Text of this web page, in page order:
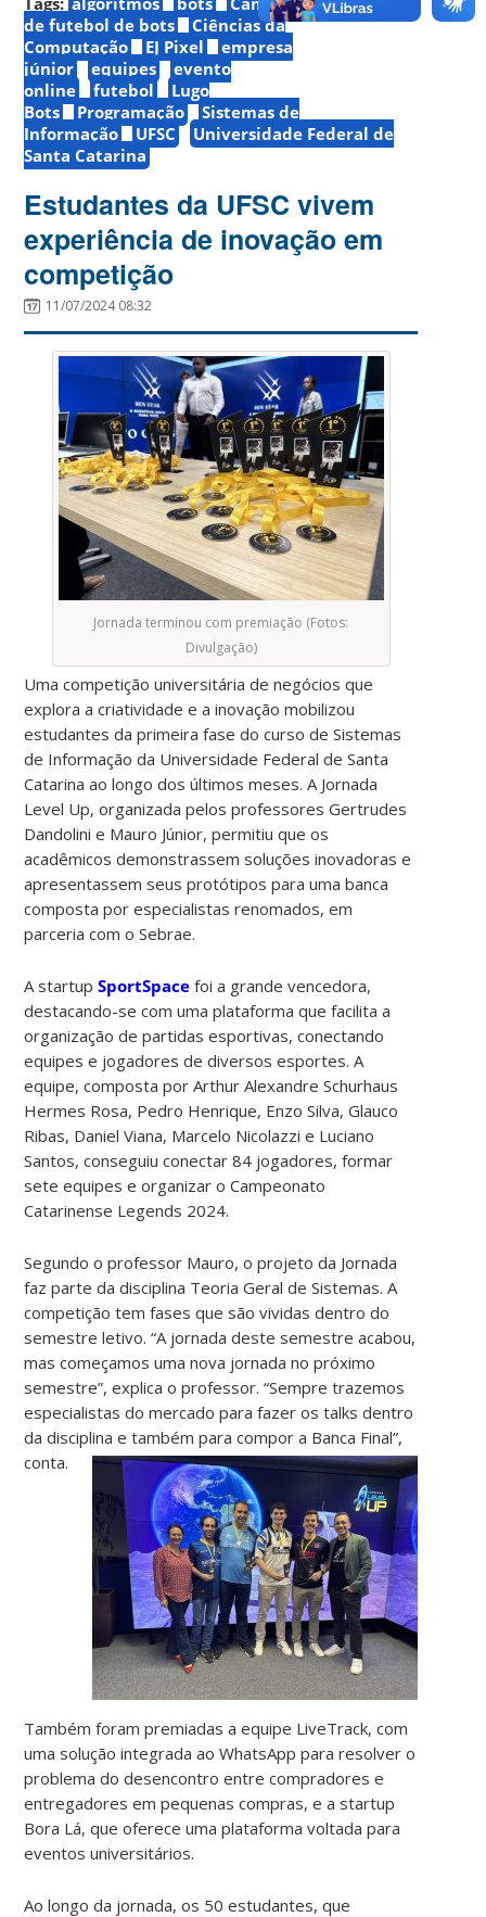
de futebol de bots
Ciências da
Computação
EJ Pixel
empresa
júnior
equipes
evento
online
futebol
Lugo
Bots
Programação
Sistemas de
Informação
UFSC
Universidade Federal de
Santa Catarina
Estudantes da UFSC vivem
experiência de inovação em
competição
11/07/2024 08:32
Jornada terminou com premiação (Fotos:
Divulgação)
Uma competição universitária de negócios que
explora a criatividade e a inovação mobilizou
estudantes da primeira fase do curso de Sistemas
de Informação da Universidade Federal de Santa
Catarina ao longo dos últimos meses. A Jornada
Level Up, organizada pelos professores Gertrudes
Dandolini e Mauro Júnior, permitiu que os
acadêmicos demonstrassem soluções inovadoras e
apresentassem seus protótipos para uma banca
composta por especialistas renomados, em
parceria com o Sebrae.
A startupSportSpacefoi a grande vencedora,
destacando-se com uma plataforma que facilita a
organização de partidas esportivas, conectando
equipes e jogadores de diversos esportes. A
equipe, composta por Arthur Alexandre Schurhaus
Hermes Rosa, Pedro Henrique, Enzo Silva, Glauco
Ribas, Daniel Viana, Marcelo Nicolazzi e Luciano
Santos, conseguiu conectar 84 jogadores, formar
sete equipes e organizar o Campeonato
Catarinense Legends 2024.
Segundo o professor Mauro, o projeto da Jornada
faz parte da disciplina Teoria Geral de Sistemas. A
competição tem fases que são vividas dentro do
semestre letivo. “A jornada deste semestre acabou,
mas começamos uma nova jornada no próximo
semestre”, explica o professor. “Sempre trazemos
especialistas do mercado para fazer os talks dentro
da disciplina e também para compor a Banca Final”,
conta.
Também foram premiadas a equipe LiveTrack, com
uma solução integrada ao WhatsApp para resolver o
problema do desencontro entre compradores e
entregadores em pequenas compras, e a startup
Bora Lá, que oferece uma plataforma voltada para
eventos universitários.
Ao longo da jornada, os 50 estudantes, que